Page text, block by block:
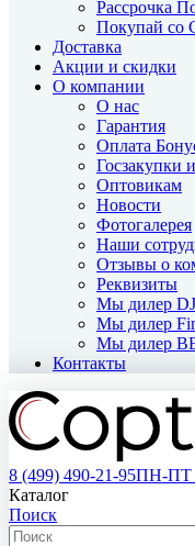
Рассрочка
Покупай со
Доставка
Акции и скидки
О компании
О нас
Гарантия
Оплата
Госзакупки
Оптовикам
Новости
Фотогалерея
Наши
Отзывы о
Реквизиты
Мы дилер
Мы дилер
Мы дилер
Контакты
8 (499) 490-21-95ПН-ПТ
Каталог
Поиск